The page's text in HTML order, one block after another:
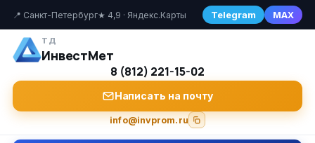
📍 Санкт-Петербург★ 4,9 · Яндекс.Карты Telegram MAX
ТД
ИнвестМет
8 (812) 221-15-02
Написать на почту
info@invprom.ru